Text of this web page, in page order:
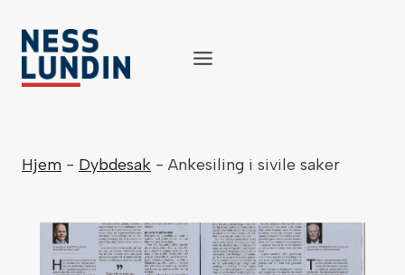
content
Hjem - Dybdesak - Ankesiling i sivile saker